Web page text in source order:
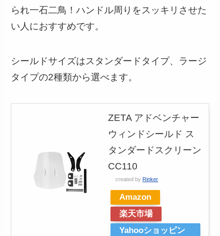
られ一石二鳥！ハンドル周りをスッキリさせた
い人におすすめです。
シールドサイズはスタンダードタイプ、ラージ
タイプの2種類から選べます。
ZETA アドベンチャー
ウィンドシールド ス
タンダードスクリーン
CC110
created by Rinker
Amazon
楽天市場
Yahooショッピン